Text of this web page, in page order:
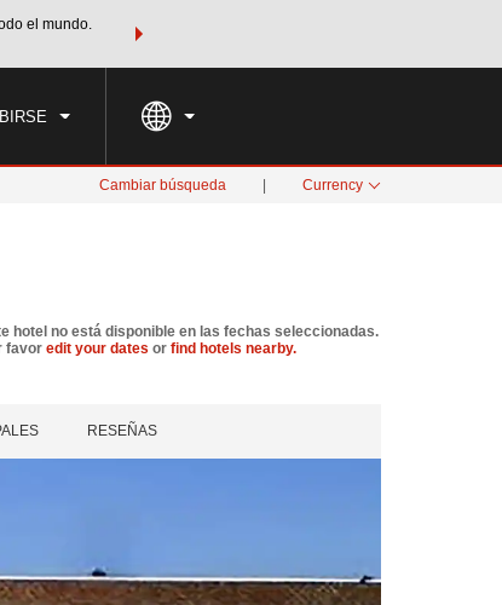
el mundo.
Agrupa tu hotel, vuelos y mucho más con los Paquetes de
TARIFAS ESPECIALES
Cambiar búsqueda Currency
hotel no está disponible en las fechas seleccionadas.
favor edit your dates or find hotels nearby.
RESEÑAS